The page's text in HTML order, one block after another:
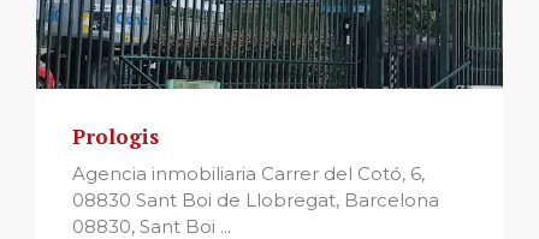
Prologis
Agencia inmobiliaria Carrer del Cotó, 6,
08830 Sant Boi de Llobregat, Barcelona
08830, Sant Boi ...